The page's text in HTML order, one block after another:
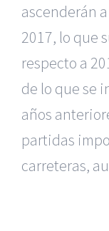
ascenderán
2017, lo que
respecto a
de lo que se
años
partidas
carreteras,